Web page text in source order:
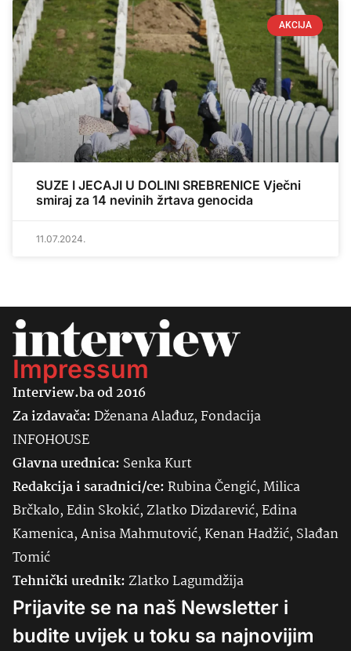
AKCIJA
SUZE I JECAJI U DOLINI SREBRENICE Vječni
smiraj za 14 nevinih žrtava genocida
11.07.2024.
Impressum
Interview.ba od 2016
Za izdavača:Dženana Alađuz, Fondacija
INFOHOUSE
Glavna urednica: SenkaKurt
Redakcija i saradnici/ce:Rubina Čengić, Milica
Brčkalo, Edin Skokić, Zlatko Dizdarević, Edina
Kamenica, Anisa Mahmutović, Kenan Hadžić, Slađan
Tomić
Tehnički urednik:Zlatko Lagumdžija
Prijavite se na naš Newsletter i
budite uvijek u toku sa najnovijim